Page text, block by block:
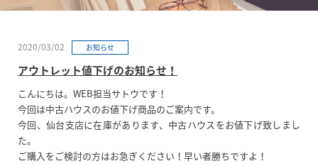
2020/03/02 お知らせ
アウトレット値下げのお知らせ！
こんにちは。WEB担当サトウです！
今回は中古ハウスのお値下げ商品のご案内です。
今回、仙台支店に在庫があります、中古ハウスをお値下げ致しまし
た。
ご購入をご検討の方はお急ぎください！早い者勝ちですよ！